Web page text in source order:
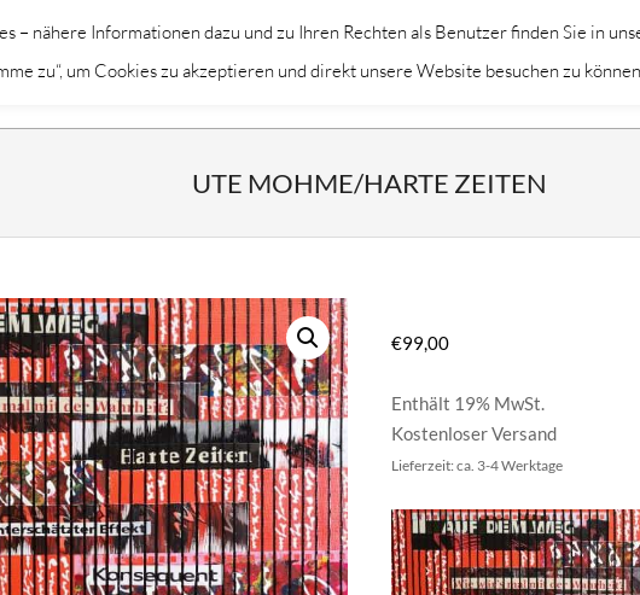
Navigation
KÜNSTLER THEMEN
UTE MOHME/HARTE ZEITEN
€99,00
Enthält 19% MwSt.
Kostenloser Versand
Lieferzeit: ca. 3-4 Werktage
– nähere Informationen dazu und zu Ihren Rechten als Benutzer finden Sie in
zu“, um Cookies zu akzeptieren und direkt unsere Website besuchen zu können.